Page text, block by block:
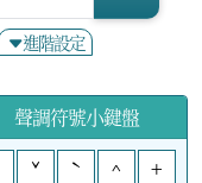
進階設定
聲調符號小鍵盤
ˇ ˋ ^ +